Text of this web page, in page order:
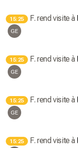
15:25 F. rend visite à
GE
15:25 F. rend visite à
GE
15:25 F. rend visite à
GE
15:25 F. rend visite à